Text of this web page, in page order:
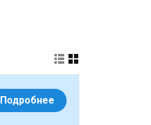
Подробнее